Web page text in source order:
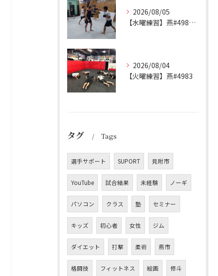
2026/08/05
【水曜練習】燕#4984見附#492
2026/08/04
【火曜練習】燕#4983
タグ Tags
選手サポート SUPORT 見附市
YouTube 試合結果 未経験 ノーギ
パソコン クラス 塾 セミナー
キッズ 初心者 女性 ジム
ダイエット 打撃 柔術 燕市
格闘技 フィットネス 絵画 修斗